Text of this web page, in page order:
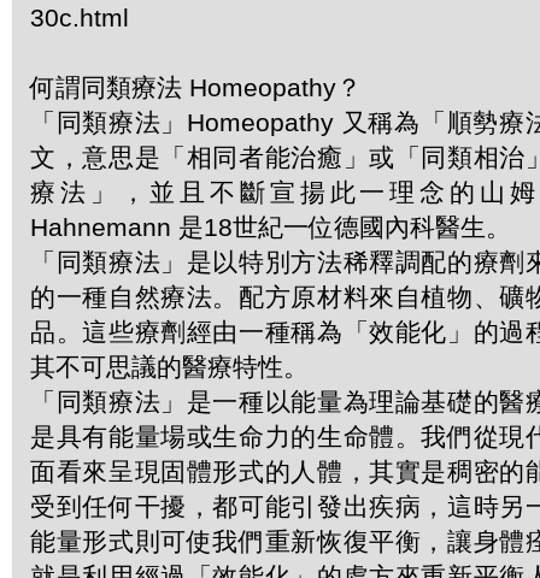
30c.html
何謂同類療法 Homeopathy？
「同類療法」Homeopathy 又稱為「順勢療
文，意思是「相同者能治癒」或「同類相治
療法」，並且不斷宣揚此一理念的山
Hahnemann 是18世紀一位德國內科醫生。
「同類療法」是以特別方法稀釋調配的療劑
的一種自然療法。配方原材料來自植物、礦
品。這些療劑經由一種稱為「效能化」的過
其不可思議的醫療特性。
「同類療法」是一種以能量為理論基礎的醫
是具有能量場或生命力的生命體。我們從現
面看來呈現固體形式的人體，其實是稠密的
受到任何干擾，都可能引發出疾病，這時另
能量形式則可使我們重新恢復平衡，讓身體